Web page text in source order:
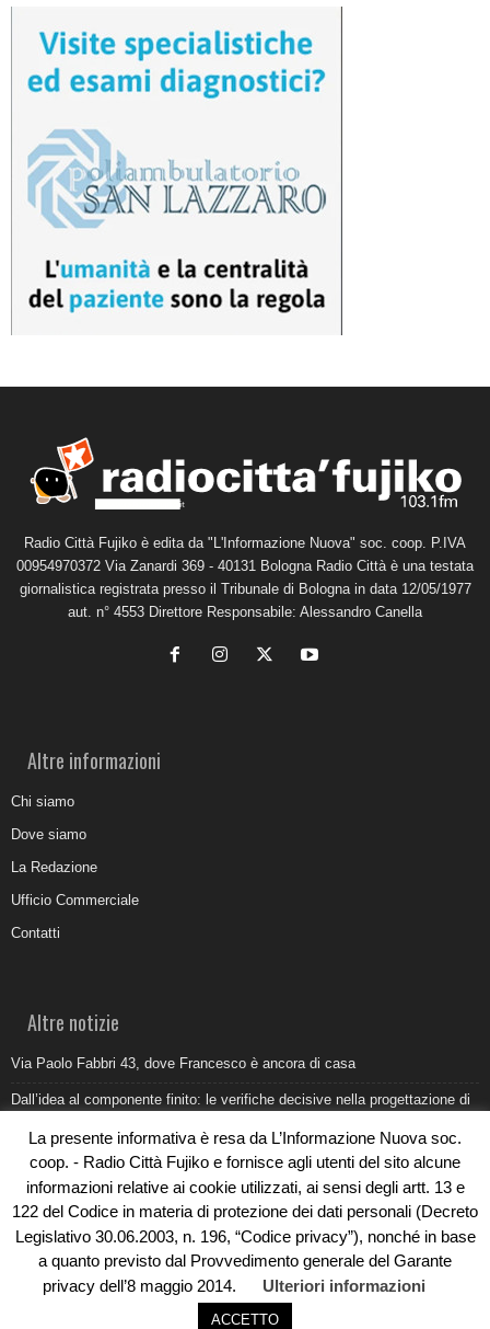
Radio Città Fujiko è edita da "L'Informazione Nuova" soc. coop. P.IVA
00954970372 Via Zanardi 369 - 40131 Bologna Radio Città è una testata
giornalistica registrata presso il Tribunale di Bologna in data 12/05/1977
aut. n° 4553 Direttore Responsabile: Alessandro Canella
Altre informazioni
Chi siamo
Dove siamo
La Redazione
Ufficio Commerciale
Contatti
Altre notizie
Via Paolo Fabbri 43, dove Francesco è ancora di casa
Dall’idea al componente finito: le verifiche decisive nella progettazione di
Belvedere Marittimo e il report ARPACAL 2026 sulla qualità del mare
Come organizzare e allestire una camera ardente per l’ultimo saluto
Umidità di risalita in casa, come riconoscere i segnali veri
La presente informativa è resa da L’Informazione Nuova soc.
coop. - Radio Città Fujiko e fornisce agli utenti del sito alcune
informazioni relative ai cookie utilizzati, ai sensi degli artt. 13 e
122 del Codice in materia di protezione dei dati personali (Decreto
Legislativo 30.06.2003, n. 196, “Codice privacy”), nonché in base
a quanto previsto dal Provvedimento generale del Garante
privacy dell’8 maggio 2014.
Ulteriori informazioni
ACCETTO